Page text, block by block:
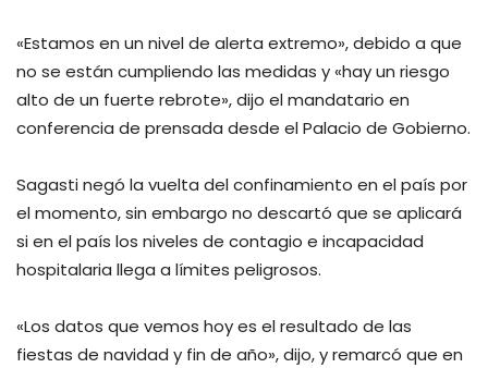
«Estamos en un nivel de alerta extremo», debido a que
no se están cumpliendo las medidas y «hay un riesgo
alto de un fuerte rebrote», dijo el mandatario en
conferencia de prensada desde el Palacio de Gobierno.
Sagasti negó la vuelta del confinamiento en el país por
el momento, sin embargo no descartó que se aplicará
si en el país los niveles de contagio e incapacidad
hospitalaria llega a límites peligrosos.
«Los datos que vemos hoy es el resultado de las
fiestas de navidad y fin de año», dijo, y remarcó que en